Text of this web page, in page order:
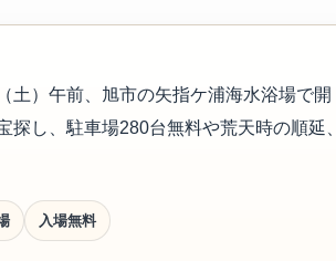
土）午前、旭市の矢指ケ浦海水浴場で開
し、駐車場280台無料や荒天時の順延、
入場無料